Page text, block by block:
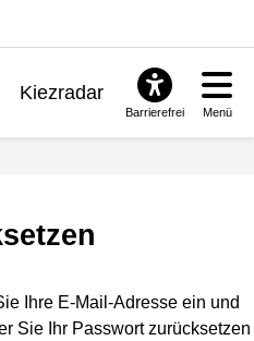
Kiezradar
Barrierefrei Menü
Ihre E-Mail-Adresse ein und
Sie Ihr Passwort zurücksetzen